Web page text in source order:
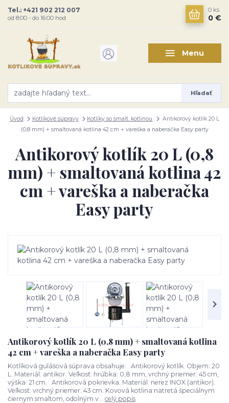
Menu
Hľadať
Tel.: +421 902 212 007
od 8:00 - do 16:00 hod
0 ks
0 €
Úvod Kotlíkové súpravy Kotlíky so smalt. kotlinou
Antikorový kotlík 20 L
(0,8 mm) + smaltovaná kotlina 42 cm + vareška a naberačka Easy party
Antikorový kotlík 20 L (0,8
mm) + smaltovaná kotlina 42
cm + vareška a naberačka
Easy party
Antikorový kotlík 20 L (0,8 mm) + smaltovaná kotlina
42 cm + vareška a naberačka Easy party
Kotlíková gulášová súprava obsahuje: Antikorový kotlík. Objem: 20
L. Materiál: antikor. Veľkosť: hrúbka: 0,8 mm, vrchný priemer: 45 cm,
výška: 21 cm. Antikorová pokrievka. Materiál: nerez INOX (antikor).
Veľkosť: vrchný priemer: 43 cm. Kovová kotlina natretá špeciálnym
čiernym smaltom, odolným v... celý popis